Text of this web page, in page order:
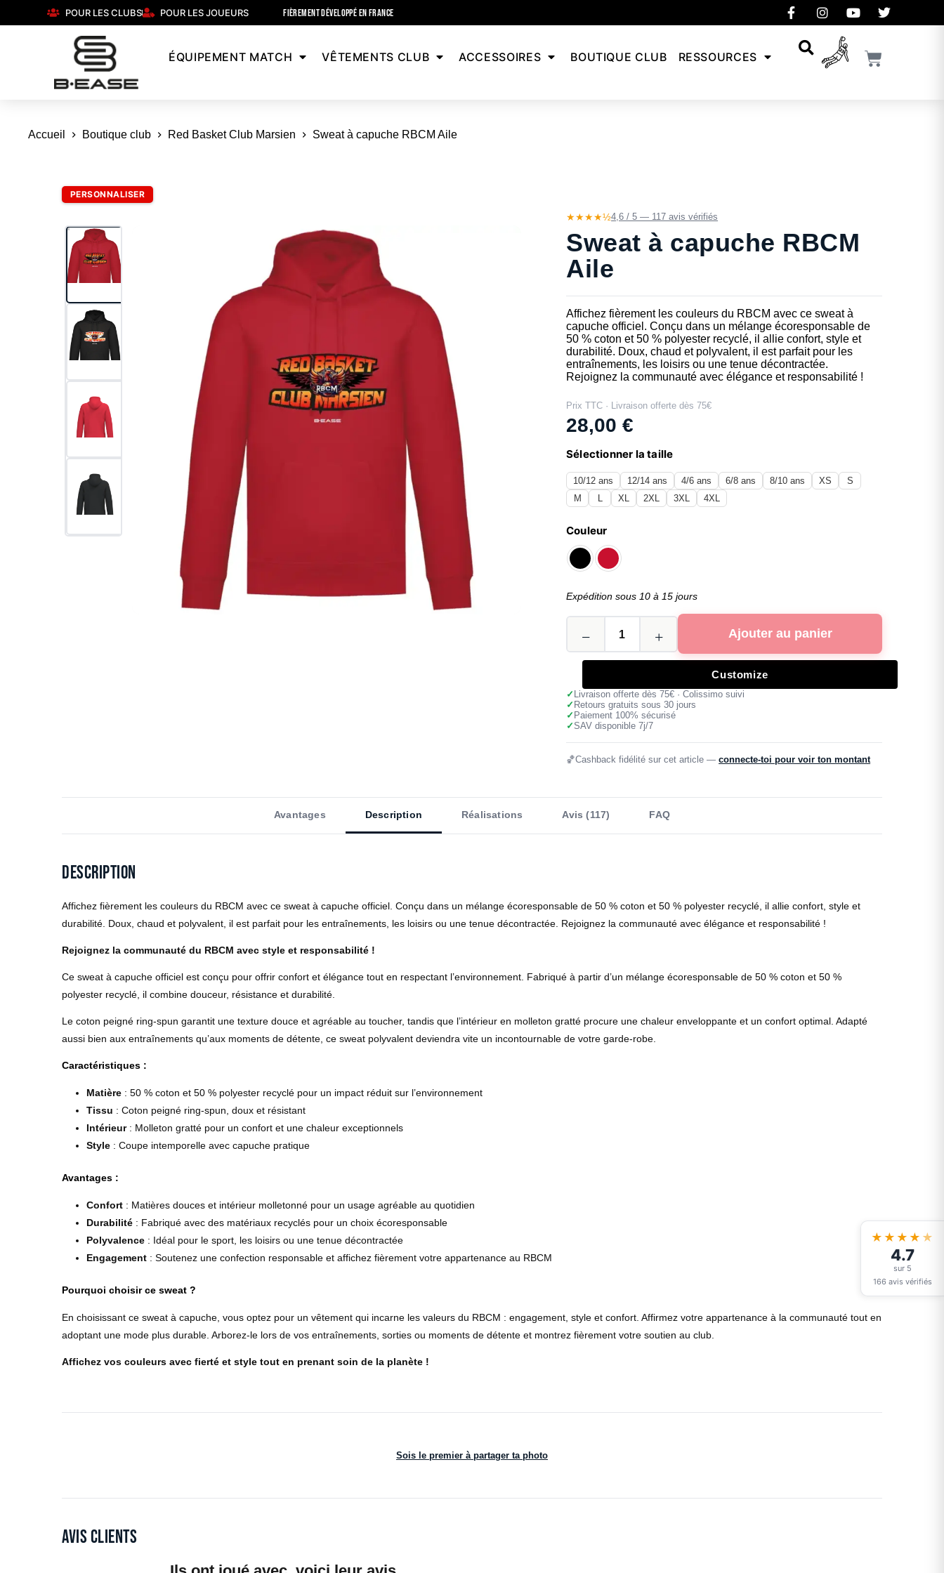
POUR LES CLUBS POUR LES JOUEURS FIÈREMENT DÉVELOPPÉ EN FRANCE
ÉQUIPEMENT MATCH VÊTEMENTS CLUB ACCESSOIRES BOUTIQUE CLUB RESSOURCES
Accueil Boutique club Red Basket Club Marsien Sweat à capuche RBCM Aile
PERSONNALISER
★★★★½4,6 / 5 — 117 avis vérifiés
Sweat à capuche RBCM
Aile
Affichez fièrement les couleurs du RBCM avec ce sweat à
capuche officiel. Conçu dans un mélange écoresponsable de
50 % coton et 50 % polyester recyclé, il allie confort, style et
durabilité. Doux, chaud et polyvalent, il est parfait pour les
entraînements, les loisirs ou une tenue décontractée.
Rejoignez la communauté avec élégance et responsabilité !
Prix TTC · Livraison offerte dès 75€
28,00€
Sélectionner la taille
10/12 ans 12/14 ans 4/6 ans 6/8 ans 8/10 ans XS
S
M
L XL 2XL 3XL 4XL
Couleur
Expédition sous 10 à 15 jours
Ajouter au panier
Customize
✓
Livraison offerte dès 75€ · Colissimo suivi
✓ Retours gratuits sous 30 jours
✓ Paiement 100% sécurisé
✓SAV disponible 7j/7
🏀Cashback fidélité sur cet article —connecte-toi pour voir ton montant
Avantages Description Réalisations Avis (117) FAQ
Description
Affichez fièrement les couleurs du RBCM avec ce sweat à capuche officiel. Conçu dans un mélange écoresponsable de 50 % coton et 50 % polyester recyclé, il allie confort, style et
durabilité. Doux, chaud et polyvalent, il est parfait pour les entraînements, les loisirs ou une tenue décontractée. Rejoignez la communauté avec élégance et responsabilité !
Rejoignez la communauté du RBCM avec style et responsabilité !
Ce sweat à capuche officiel est conçu pour offrir confort et élégance tout en respectant l’environnement. Fabriqué à partir d’un mélange écoresponsable de 50 % coton et 50 %
polyester recyclé, il combine douceur, résistance et durabilité.
Le coton peigné ring-spun garantit une texture douce et agréable au toucher, tandis que l’intérieur en molleton gratté procure une chaleur enveloppante et un confort optimal. Adapté
aussi bien aux entraînements qu’aux moments de détente, ce sweat polyvalent deviendra vite un incontournable de votre garde-robe.
Caractéristiques :
Matière : 50 % coton et 50 % polyester recyclé pour un impact réduit sur l’environnement
Tissu : Coton peigné ring-spun, doux et résistant
Intérieur: Molleton gratté pour un confort et une chaleur exceptionnels
Style : Coupe intemporelle avec capuche pratique
Avantages :
Confort : Matières douces et intérieur molletonné pour un usage agréable au quotidien
Durabilité : Fabriqué avec des matériaux recyclés pour un choix écoresponsable
Polyvalence : Idéal pour le sport, les loisirs ou une tenue décontractée
Engagement : Soutenez une confection responsable et affichez fièrement votre appartenance au RBCM
Pourquoi choisir ce sweat ?
En choisissant ce sweat à capuche, vous optez pour un vêtement qui incarne les valeurs du RBCM : engagement, style et confort. Affirmez votre appartenance à la communauté tout en
adoptant une mode plus durable. Arborez-le lors de vos entraînements, sorties ou moments de détente et montrez fièrement votre soutien au club.
Affichez vos couleurs avec fierté et style tout en prenant soin de la planète !
Sois le premier à partager ta photo
Avis clients
★★★★ ★
4.7
sur 5
166 avis vérifiés